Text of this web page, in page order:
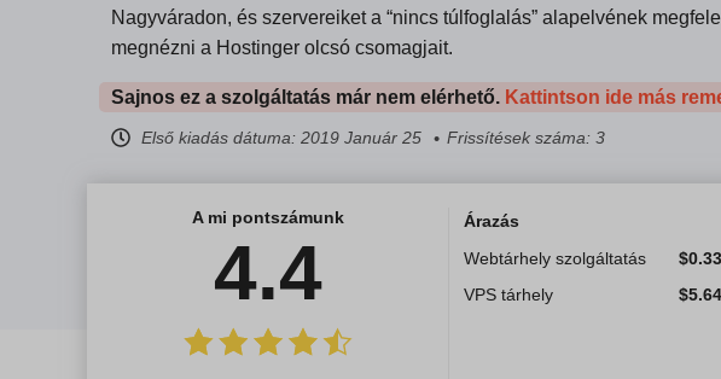
Nagyváradon, és szervereiket a “nincs túlfoglalás” alapelvének
megnézni a Hostinger olcsó csomagjait.
Sajnos ez a szolgáltatás már nem elérhető. Kattintson ide más
Első kiadás dátuma: 2019 Január 25 Frissítések száma: 3
A mi pontszámunk
4.4
Árazás
Webtárhely szolgáltatás
$0.33
VPS tárhely
$5.64